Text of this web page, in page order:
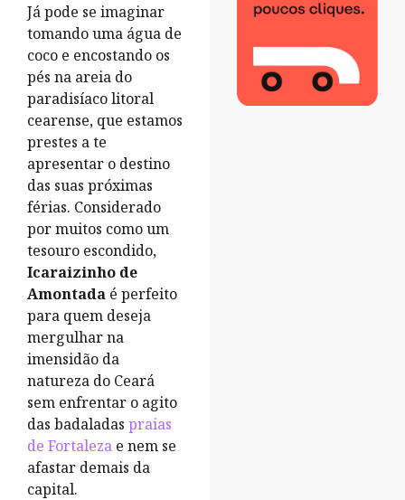
Já pode se imaginar
tomando uma água de
coco e encostando os
pés na areia do
paradisíaco litoral
cearense, que estamos
prestes a te
apresentar o destino
das suas próximas
férias. Considerado
por muitos como um
tesouro escondido,
Icaraizinho de
Amontada é perfeito
para quem deseja
mergulhar na
imensidão da
natureza do Ceará
sem enfrentar o agito
das badaladas praias
de Fortaleza e nem se
afastar demais da
capital.